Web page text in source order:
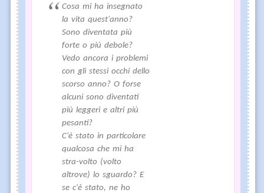
Cosa mi ha insegnato
la vita quest'anno?
Sono diventata più
forte o più debole?
Vedo ancora i problemi
con gli stessi occhi dello
scorso anno? O forse
alcuni sono diventati
più leggeri e altri più
pesanti?
C'è stato in particolare
qualcosa che mi ha
stra-volto (volto
altrove) lo sguardo? E
se c'è stato, ne ho